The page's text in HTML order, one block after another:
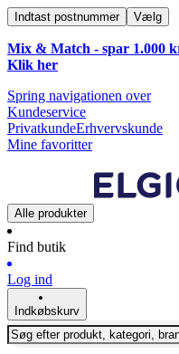
Indtast postnummer Vælg
Mix & Match - spar 1.000
Klik her
Spring navigationen over
Kundeservice
PrivatkundeErhvervskunde
Mine favoritter
Alle produkter
Find butik
Log ind
Indkøbskurv